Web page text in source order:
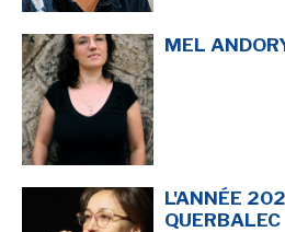
LIVRE
MEL
L'ANNÉE
QUERBALEC